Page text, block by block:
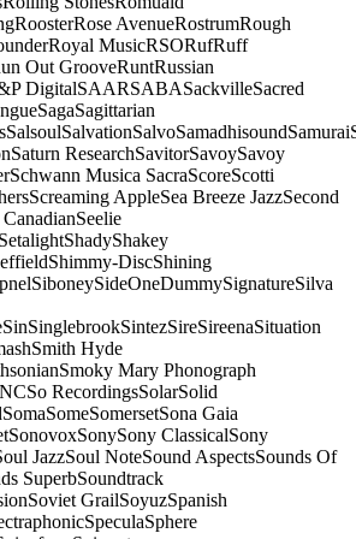
RoosterRose AvenueRostrumRough
Royal MusicRSORufRuff
Out GrooveRuntRussian
DigitalSAARSABASackvilleSacred
SagaSagittarian
SalsoulSalvationSalvoSamadhisoundSamurai
Saturn ResearchSavitorSavoySavoy
Schwann Musica SacraScoreScotti
Screaming AppleSea Breeze JazzSecond
Seelie
SetalightShadyShakey
Shimmy-DiscShining
SiboneySideOneDummySignatureSilva
SinSinglebrookSintezSireSireenaSituation
Smith Hyde
Smoky Mary Phonograph
So RecordingsSolarSolid
SomaSomeSomersetSona Gaia
SonovoxSonySony ClassicalSony
JazzSoul NoteSound AspectsSounds Of
SuperbSoundtrack
Soviet GrailSoyuzSpanish
SpeculaSphere